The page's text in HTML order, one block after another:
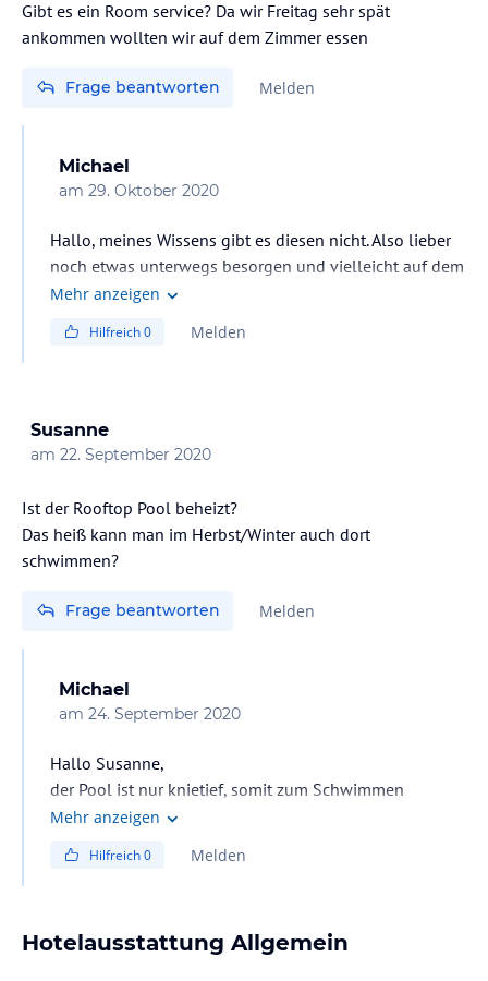
Gibt es ein Room service? Da wir Freitag sehr spät
ankommen wollten wir auf dem Zimmer essen
Frage beantworten Melden
Michael
am 29. Oktober 2020
Hallo, meines Wissens gibt es diesen nicht. Also lieber
noch etwas unterwegs besorgen und vielleicht auf dem
Zimmerbalkon genießen.
vorm Hotel, noch einkehren, hat bis 23:00 Uhr geöffnet
Mehr anzeigen
Hilfreich0 Melden
Susanne
am 22. September 2020
Ist der Rooftop Pool beheizt?
Das heiß kann man im Herbst/Winter auch dort
schwimmen?
Frage beantworten Melden
Michael
am 24. September 2020
Hallo Susanne,
der Pool ist nur knietief, somit zum Schwimmen
ungeeignet. Im Sommer gut für eine Abkühlung, denn
Mehr anzeigen
Hilfreich0 Melden
Hotelausstattung Allgemein